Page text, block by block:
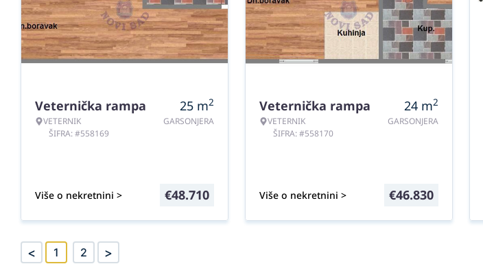
Veternička rampa
VETERNIK
ŠIFRA: #558169
25 m2
GARSONJERA
Više o nekretnini > €48.710
Veternička rampa
VETERNIK
ŠIFRA: #558170
24 m2
GARSONJERA
Više o nekretnini > €46.830
< 1 2 >